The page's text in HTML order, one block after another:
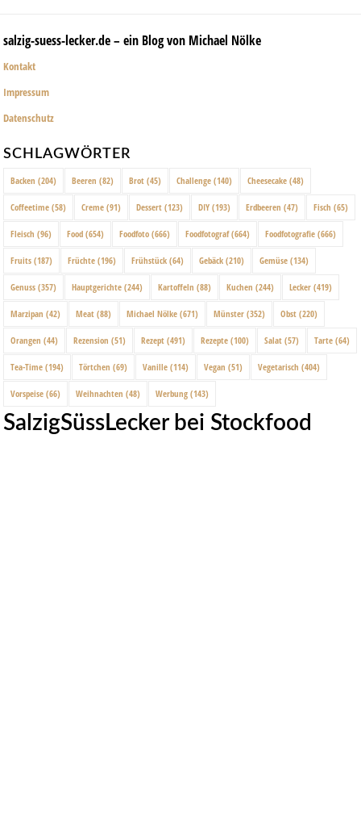
salzig-suess-lecker.de – ein Blog von Michael Nölke
Kontakt
Impressum
Datenschutz
SCHLAGWÖRTER
Backen (204) Beeren (82) Brot (45) Challenge (140) Cheesecake (48)
Coffeetime (58) Creme (91) Dessert (123) DIY (193) Erdbeeren (47) Fisch (65)
Fleisch (96) Food (654) Foodfoto (666) Foodfotograf(664) Foodfotografie (666)
Fruits (187) Früchte (196) Frühstück (64) Gebäck (210) Gemüse (134)
Genuss (357) Hauptgerichte (244) Kartoffeln (88) Kuchen (244) Lecker (419)
Marzipan (42) Meat (88) Michael Nölke (671) Münster (352) Obst (220)
Orangen (44) Rezension (51) Rezept (491) Rezepte (100) Salat (57) Tarte (64)
Tea-Time (194) Törtchen (69) Vanille (114) Vegan (51) Vegetarisch (404)
Vorspeise (66) Weihnachten (48) Werbung (143)
SalzigSüssLecker bei Stockfood